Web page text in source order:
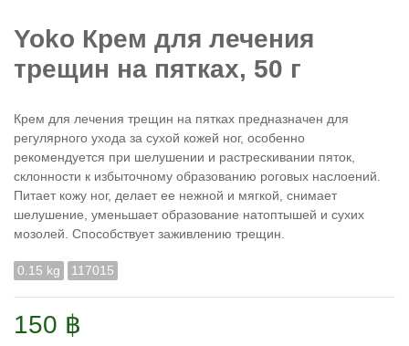
Yoko Крем для лечения
трещин на пятках, 50 г
Крем для лечения трещин на пятках предназначен для
регулярного ухода за сухой кожей ног, особенно
рекомендуется при шелушении и растрескивании пяток,
склонности к избыточному образованию роговых наслоений.
Питает кожу ног, делает ее нежной и мягкой, снимает
шелушение, уменьшает образование натоптышей и сухих
мозолей. Способствует заживлению трещин.
0.15 kg 117015
150 ฿